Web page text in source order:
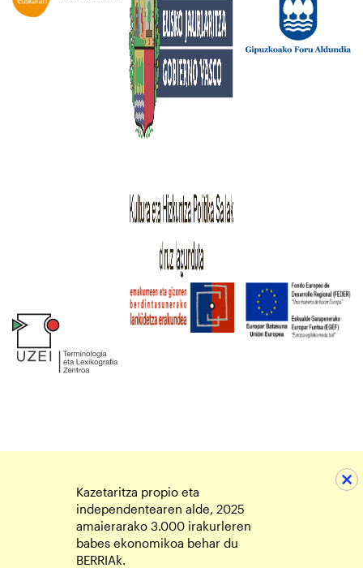
Kazetaritza propio eta
independentearen alde, 2025
amaierarako 3.000 irakurleren
babes ekonomikoa behar du
BERRIAk.